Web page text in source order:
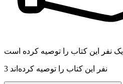
یک نفر این کتاب را توصیه کرده است
3 نفر این کتاب را توصیه کرده‌اند